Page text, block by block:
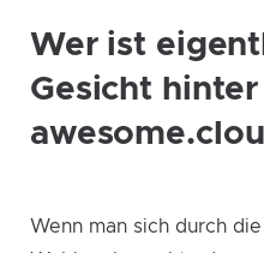
Wer ist
Gesicht hinter
Wenn man sich durch